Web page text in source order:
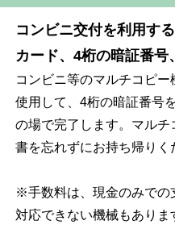
コンビニ交付を利用す
カード、4桁の暗証番号
コンビニ等のマルチコピ
使用して、4桁の暗証番号
の場で完了します。マル
書を忘れずにお持ち帰りく
※手数料は、現金のみでの
対応できない機械もあり